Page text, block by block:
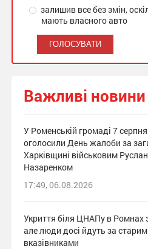
залишив все без змін,
мають власного авто
Важливі новини
У Роменській громаді 7 серпня
оголосили День жалоби за
Харківщині військовим
Назаренком
17:49, 06.08.2026
Укриття біля ЦНАПу в Ромнах
але люди досі йдуть за
вказівниками